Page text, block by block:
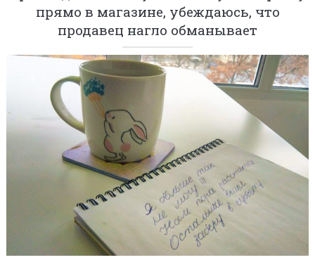
прямо в магазине, убеждаюсь, что
продавец нагло обманывает